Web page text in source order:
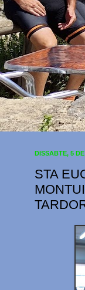
DISSABTE, 5
STA